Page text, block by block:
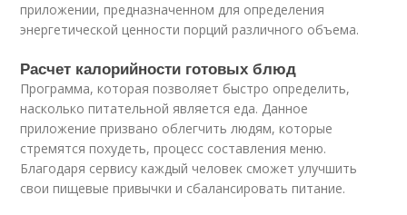
приложении, предназначенном для определения
энергетической ценности порций различного объема.
Расчет калорийности готовых блюд
Программа, которая позволяет быстро определить,
насколько питательной является еда. Данное
приложение призвано облегчить людям, которые
стремятся похудеть, процесс составления меню.
Благодаря сервису каждый человек сможет улучшить
свои пищевые привычки и сбалансировать питание.